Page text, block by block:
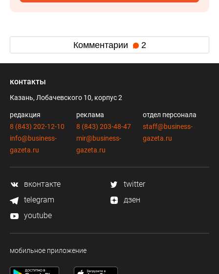
Комментарии 2
контакты
Казань, Лобачевского 10, корпус 2
редакция
8 (843) 202-12-10
info@business-
gazeta.ru
реклама
8 (843) 203-48-47
mir@business-
gazeta.ru
отдел персонала
staff@business-
gazeta.ru
вконтакте
twitter
telegram
дзен
youtube
мобильное приложение